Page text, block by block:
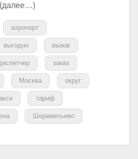
(далее…)
аэропорт
выгодно вызов
заказ
Москва округ
тариф
Шереметьево